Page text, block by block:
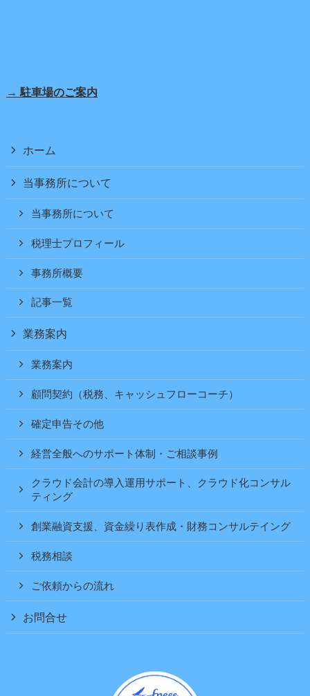
→ 駐車場のご案内
ホーム
当事務所について
当事務所について
税理士プロフィール
事務所概要
記事一覧
業務案内
業務案内
顧問契約（税務、キャッシュフローコーチ）
確定申告その他
経営全般へのサポート体制・ご相談事例
クラウド会計の導入運用サポート、クラウド化コンサル
ティング
創業融資支援、資金繰り表作成・財務コンサルテイング
税務相談
ご依頼からの流れ
お問合せ